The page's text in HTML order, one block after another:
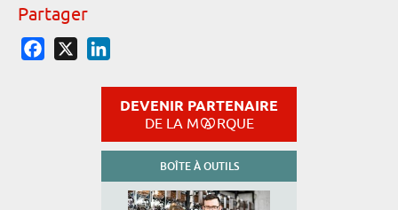
Partager
Facebook
DEVENIR PARTENAIRE
DE LA M RQUE
BOÎTE À OUTILS